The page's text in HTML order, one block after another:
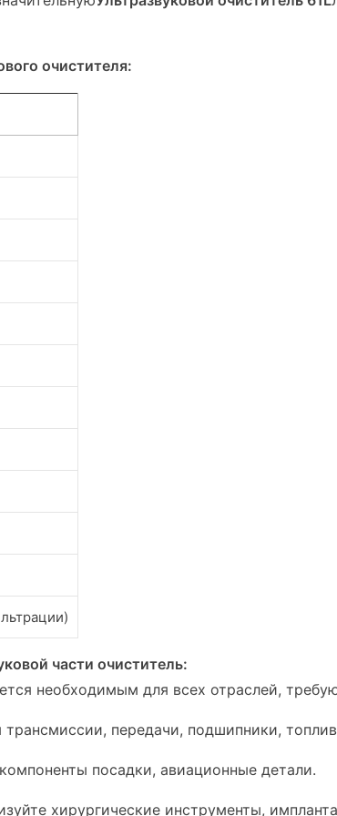
очистителя:
части очиститель:
необходимым для всех отраслей,
трансмиссии, передачи, подшипники,
посадки, авиационные детали.
хирургические инструменты,